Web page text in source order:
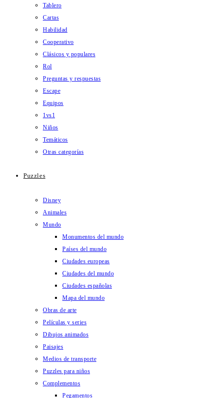
Tablero
Cartas
Habilidad
Cooperativo
Clásicos y populares
Rol
Preguntas y respuestas
Escape
Equipos
1vs1
Niños
Temáticos
Otras categorías
Puzzles
Disney
Animales
Mundo
Monumentos del mundo
Países del mundo
Ciudades europeas
Ciudades del mundo
Ciudades españolas
Mapa del mundo
Obras de arte
Películas y series
Dibujos animados
Paisajes
Medios de transporte
Puzzles para niños
Complementos
Pegamentos